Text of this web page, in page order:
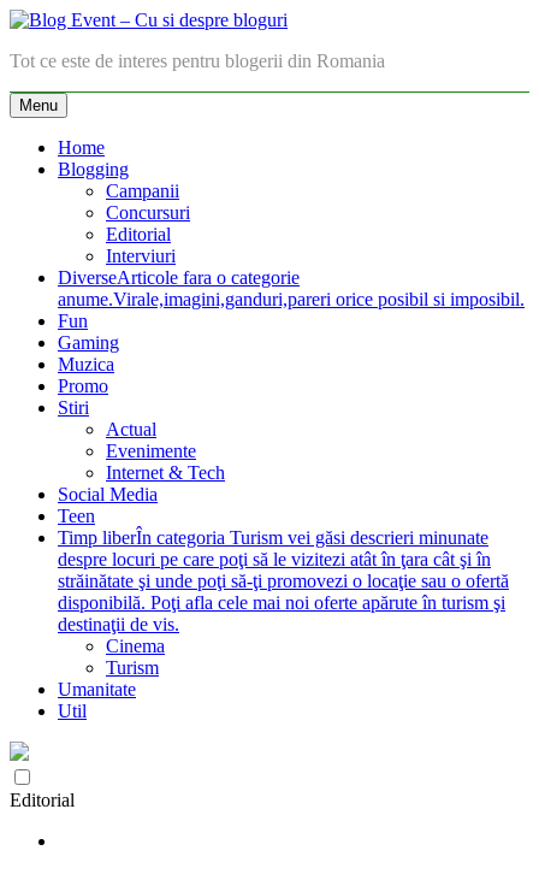
Skip
content
Blog Event – Cu si despre bloguri
Tot ce este de interes pentru blogerii din Romania
Menu
Home
Blogging
Campanii
Concursuri
Editorial
Interviuri
DiverseArticole fara o categorie
anume.Virale,imagini,ganduri,pareri orice posibil si imposibil.
Fun
Gaming
Muzica
Promo
Stiri
Actual
Evenimente
Internet & Tech
Social Media
Teen
Timp liberÎn categoria Turism vei găsi descrieri minunate
despre locuri pe care poţi să le vizitezi atât în ţara cât şi în
străinătate şi unde poţi să-ţi promovezi o locaţie sau o ofertă
disponibilă. Poţi afla cele mai noi oferte apărute în turism şi
destinaţii de vis.
Cinema
Turism
Umanitate
Util
Editorial